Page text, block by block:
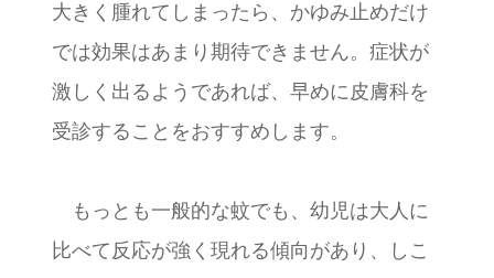
大きく腫れてしまったら、かゆみ止めだけ
では効果はあまり期待できません。症状が
激しく出るようであれば、早めに皮膚科を
受診することをおすすめします。
もっとも一般的な蚊でも、幼児は大人に
比べて反応が強く現れる傾向があり、しこ